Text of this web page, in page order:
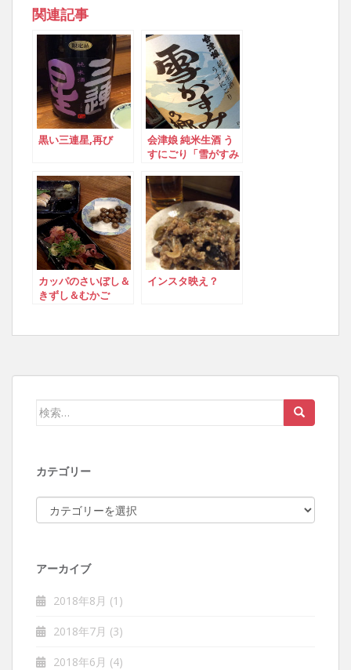
関連記事
黒い三連星,再び
会津娘 純米生酒 う
すにごり「雪がすみ
カッパのさいぼし＆
きずし＆むかご
インスタ映え？
検索:
カテゴリー
カテゴリー
アーカイブ
2018年8月 (1)
2018年7月 (3)
2018年6月 (4)